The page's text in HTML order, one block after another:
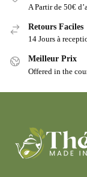
A Partir de 50€
Retours Faciles
14 Jours à
Meilleur Prix
Offered in the